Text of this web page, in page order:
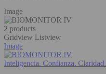
Image
2 products
Gridview Listview
Image
Inteligencia. Confianza. Claridad.